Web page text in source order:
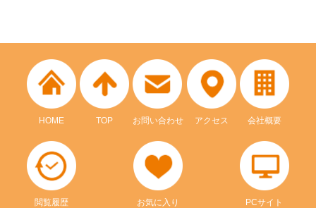
HOME TOP お問い合わせ アクセス 会社概要
閲覧履歴 お気に入り PCサイト